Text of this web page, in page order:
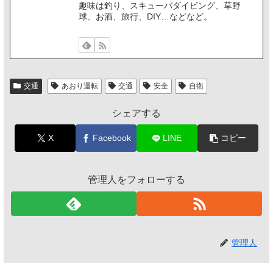
趣味は釣り、スキューバダイビング、草野
球、お酒、旅行、DIY…などなど。
交通 あおり運転 交通 安全 自衛
シェアする
X Facebook LINE コピー
管理人をフォローする
管理人